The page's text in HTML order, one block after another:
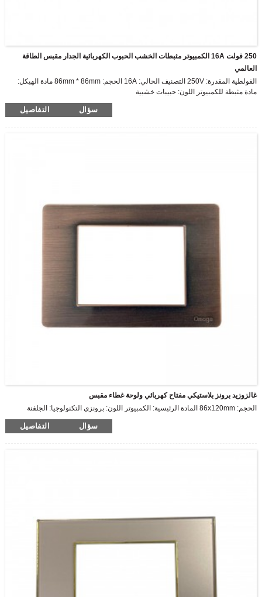
250 فولت 16A الكمبيوتر مثبطات الخشب الحبوب الكهربائية الجدار مقبس الطاقة
العالمي
الفولطية المقدرة: 250V التصنيف الحالي: 16A الحجم: 86mm * 86mm مادة الهيكل:
مادة مثبطة للكمبيوتر اللون: حبيبات خشبية
سؤال التفاصيل
غالزوزيد برونز بلاستيكي مفتاح كهربائي ولوحة غطاء مقبس
الحجم: 86x120mm المادة الرئيسية: الكمبيوتر اللون: برونزي التكنولوجيا: الجلفنة
سؤال التفاصيل